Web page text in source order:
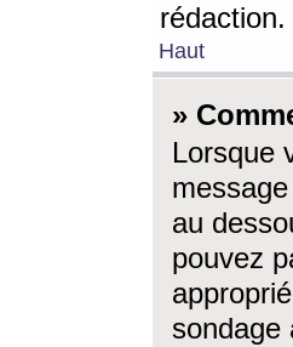
rédaction.
Haut
»
Lorsque
message
au
pouvez
sondage